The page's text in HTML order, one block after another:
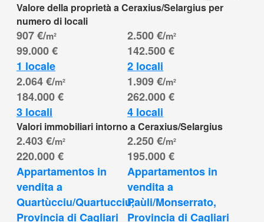
Valore della proprietà a Ceraxius/Selargius per
numero di locali
99.000 €
907 €/m²
1 locale
142.500 €
2.500 €/m²
2 locali
184.000 €
2.064 €/m²
3 locali
262.000 €
1.909 €/m²
4 locali
Valori immobiliari intorno a Ceraxius/Selargius
220.000 €
2.403 €/m²
Appartamentos in
vendita a
Quartùcciu/Quartucciu,
Provincia di Cagliari
195.000 €
2.250 €/m²
Appartamentos in
vendita a
Paùli/Monserrato,
Provincia di Cagliari